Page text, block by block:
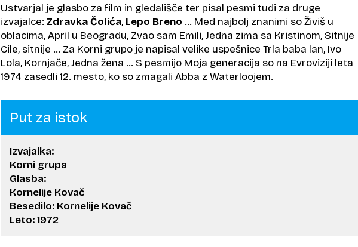
Ustvarjal je glasbo za film in gledališče ter pisal pesmi tudi za druge
izvajalce: Zdravka Čolića, Lepo Breno … Med najbolj znanimi so Živiš u
oblacima, April u Beogradu, Zvao sam Emili, Jedna zima sa Kristinom, Sitnije
Cile, sitnije … Za Korni grupo je napisal velike uspešnice Trla baba lan, Ivo
Lola, Kornjače, Jedna žena … S pesmijo Moja generacija so na Evroviziji leta
1974 zasedli 12. mesto, ko so zmagali Abba z Waterloojem.
Put za istok
Izvajalka:
Korni grupa
Glasba:
Kornelije Kovač
Besedilo: Kornelije Kovač
Leto: 1972